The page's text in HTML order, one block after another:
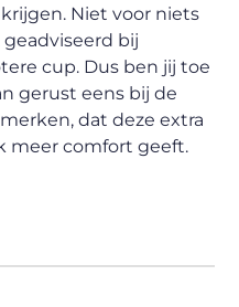
Niet voor niets
bij
cup. Dus ben jij toe
gerust eens bij de
dat deze extra
meer comfort geeft.